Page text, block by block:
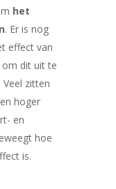
het
. Er is nog
effect van
om dit uit te
zitten
hoger
en
hoe
is.